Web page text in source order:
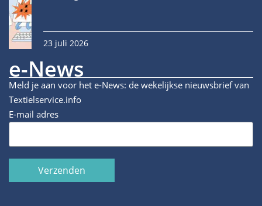
23 juli 2026
e-News
Meld je aan voor het e-News: de wekelijkse nieuwsbrief van
Textielservice.info
E-mail adres
Verzenden